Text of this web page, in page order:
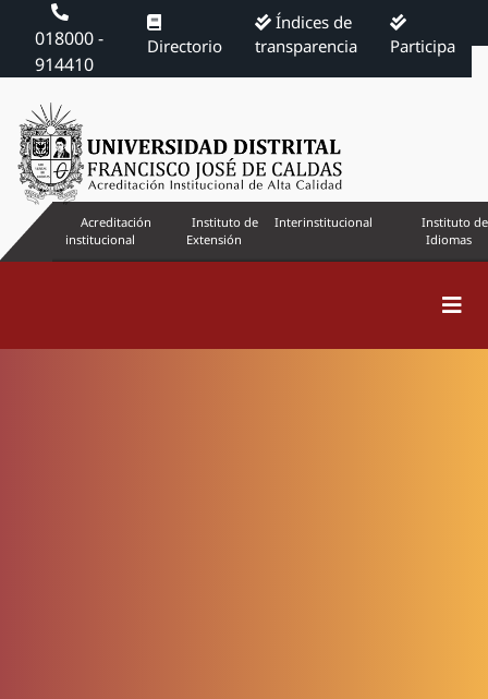
018000 -
914410
Directorio
Índices de
transparencia
Participa
Acreditación
institucional
Instituto de
Extensión
Interinstitucional
Instituto de
Idiomas